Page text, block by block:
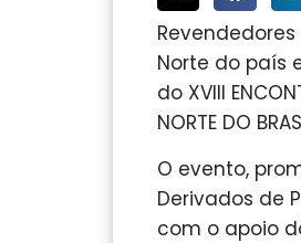
Norte do país
do XVIII
NORTE DO
O evento,
Derivados de
com o apoio